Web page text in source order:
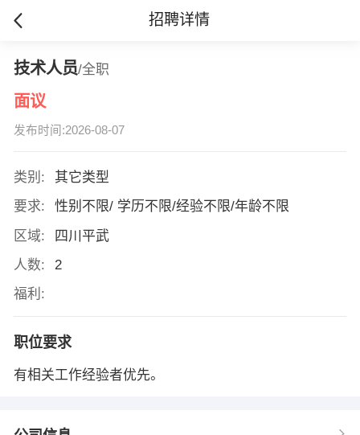
招聘详情
技术人员/全职
面议
发布时间:2026-08-07
类别:
其它类型
要求:
性别不限/ 学历不限/经验不限/年龄不限
区域:
四川平武
人数:
2
福利:
职位要求
有相关工作经验者优先。